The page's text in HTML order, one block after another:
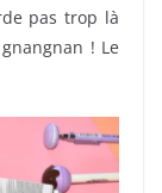
pas trop là
! Le